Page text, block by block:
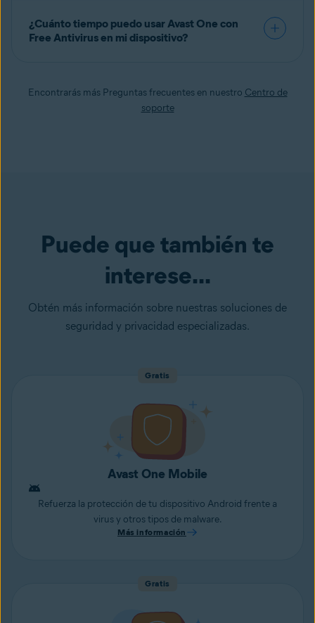
¿Cuánto tiempo puedo usar Avast One con
Free Antivirus en mi dispositivo?
Encontrarás más Preguntas frecuentes en nuestro Centro de
soporte
Puede que también te
interese...
Obtén más información sobre nuestras soluciones de
seguridad y privacidad especializadas.
Gratis
Avast One Mobile
Refuerza la protección de tu dispositivo Android frente a
virus y otros tipos de malware.
Más información
Gratis